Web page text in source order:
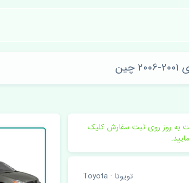
به روز روی ثبت سفارش کلیک
تویوتا · Toyota